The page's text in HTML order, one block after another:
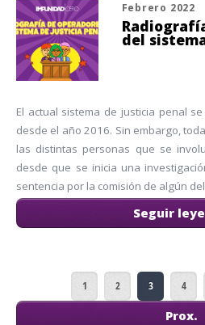
Febrero 2022
del
El actual sistema de justicia penal
desde el año 2016. Sin embargo,
las distintas personas que se
desde que se inicia una
sentencia por la comisión de algún
Seguir
1 2 3 4
Prox.